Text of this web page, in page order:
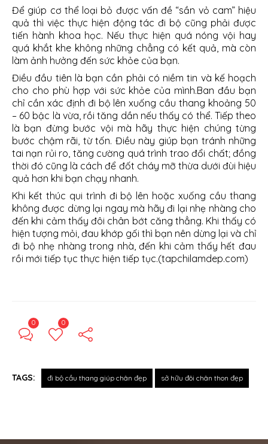
Để giúp cơ thể loại bỏ được vấn đề “sần vỏ cam” hiệu
quả thì việc thực hiện động tác đi bộ cũng phải được
tiến hành khoa học. Nếu thực hiện quá nóng vội hay
quá khắt khe không những chẳng có kết quả, mà còn
làm ảnh hưởng đến sức khỏe của bạn.
Điều đầu tiên là bạn cần phải có niềm tin và kế hoạch
cho cho phù hợp với sức khỏe của mình.Ban đầu bạn
chỉ cần xác định đi bộ lên xuống cầu thang khoảng 50
– 60 bậc là vừa, rồi tăng dần nếu thấy có thể. Tiếp theo
là bạn đừng bước vội mà hãy thực hiện chúng từng
bước chậm rãi, từ tốn. Điều này giúp bạn tránh những
tai nạn rủi ro, tăng cường quá trình trao đổi chất; đồng
thời đó cũng là cách để đốt cháy mỡ thừa dưới đùi hiệu
quả hơn khi bạn chạy nhanh.
Khi kết thúc qui trình đi bộ lên hoặc xuống cầu thang
không được dừng lại ngay mà hãy đi lại nhẹ nhàng cho
đến khi cảm thấy đôi chân bớt căng thẳng. Khi thấy có
hiện tượng mỏi, đau khớp gối thì bạn nên dừng lại và chỉ
đi bộ nhẹ nhàng trong nhà, đến khi cảm thấy hết đau
rồi mới tiếp tục thực hiện tiếp tục.(tapchilamdep.com)
0 0
TAGS: đi bộ cầu thang giúp chân đẹp sở hữu đôi chân thon đẹp